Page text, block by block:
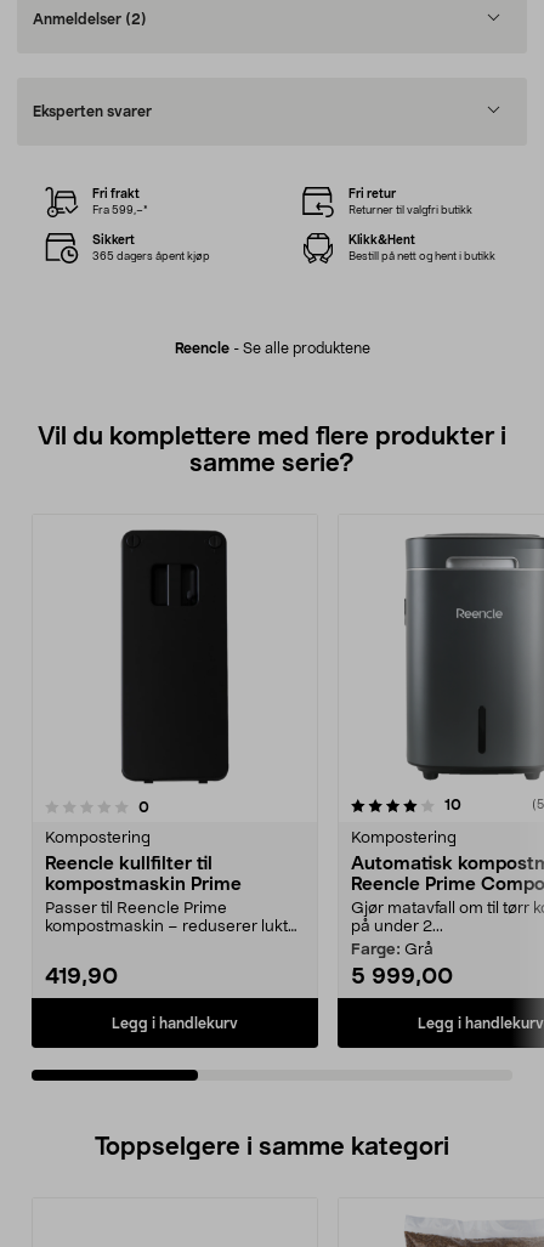
Anmeldelser (2)
Eksperten svarer
Reencle- Se alle produktene
Fri frakt
Fra 599,–*
Fri retur
Returner til valgfri butikk
Sikkert
365 dagers åpent kjøp
Klikk&Hent
Bestill på nett og hent i butikk
Vil du komplettere med flere produkter i
samme serie?
0anmeldelser
Kompostering
Reencle kullfilter til
kompostmaskin Prime
Passer til Reencle Prime
kompostmaskin – reduserer lukt
419,90
Legg i handlekurv
4.0av 5 stjerner 10
Kompostering
Automatisk
Reencle Prime
Gjør matavfall om til tørr
på under 2...
Farge: Grå
5 999,00
Legg i handlekurv
0.0av 5 stjerner
Toppselgere i samme kategori